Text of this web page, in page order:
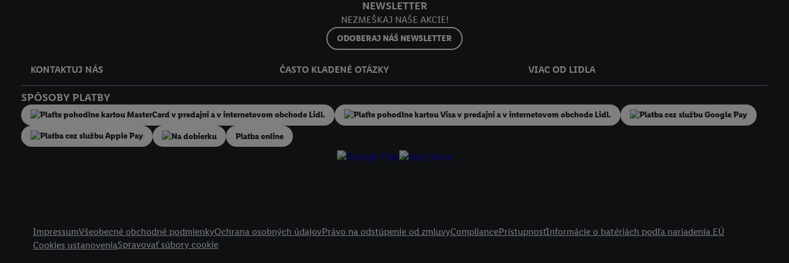
NEWSLETTER
NEZMEŠKAJ NAŠE AKCIE!
ODOBERAJ NÁŠ NEWSLETTER
KONTAKTUJ NÁS ČASTO KLADENÉ OTÁZKY VIAC OD LIDLA
SPÔSOBY PLATBY
Na dobierku Platba online
ImpressumVšeobecné obchodné podmienkyOchrana osobných údajovPrávo na odstúpenie od zmluvyCompliancePrístupnosťInformácie o batériách podľa nariadenia EÚ
Cookies ustanoveniaSpravovať súbory cookie